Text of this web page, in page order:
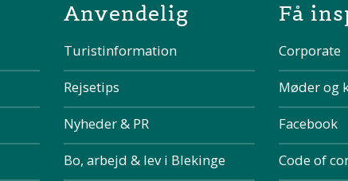
Anvendelig
Turistinformation
Rejsetips
Nyheder & PR
Bo, arbejd & lev i Blekinge
Få
Corporate
Møder og
Facebook
Code of